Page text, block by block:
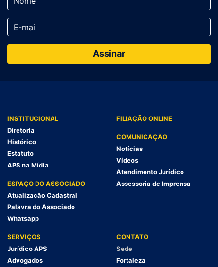
INSTITUCIONAL
Diretoria
Histórico
Estatuto
APS na Mídia
ESPAÇO DO ASSOCIADO
Atualização Cadastral
Palavra do Associado
Whatsapp
FILIAÇÃO ONLINE
COMUNICAÇÃO
Notícias
Vídeos
Atendimento Jurídico
Assessoria de Imprensa
SERVIÇOS
Jurídico APS
Advogados
CONTATO
Sede
Fortaleza